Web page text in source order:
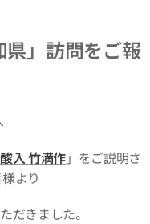
」訪問をご報
入 竹満作」をご説明さ
より
だきました。